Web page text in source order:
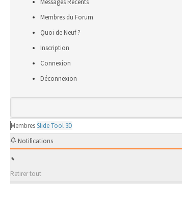
Membres du Forum
Quoi de Neuf ?
Inscription
Connexion
Déconnexion
MembresSlide Tool 3D
Notifications
Retirer tout